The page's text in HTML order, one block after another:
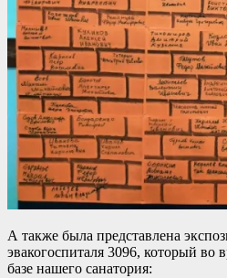
А также была представлена
эвакогоспиталя 3096, который во
базе нашего санатория: